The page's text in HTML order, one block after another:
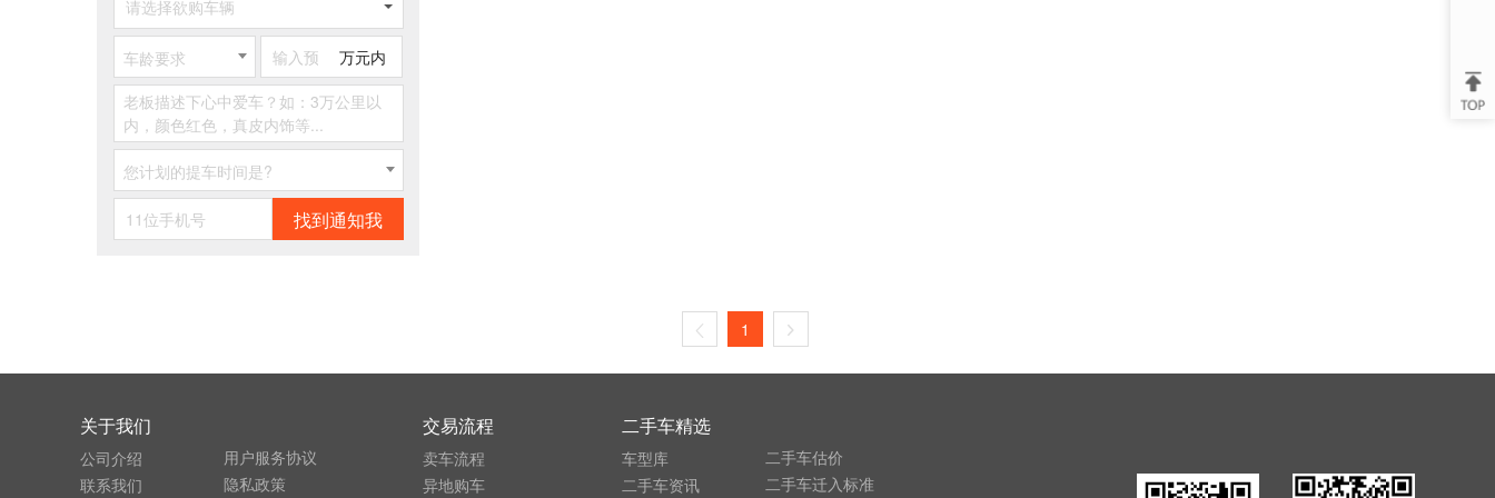
请选择欲购车辆
车龄要求 万元内
您计划的提车时间是?
找到通知我
1
关于我们
公司介绍
联系我们
用户服务协议
隐私政策
交易流程
卖车流程
异地购车
二手车精选
车型库
二手车资讯
二手车估价
二手车迁入标准